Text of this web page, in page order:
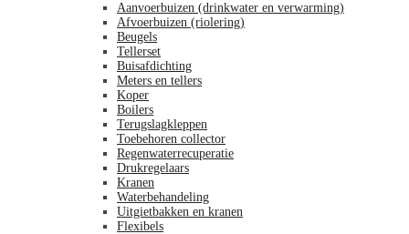
Aanvoerbuizen (drinkwater en verwarming)
Afvoerbuizen (riolering)
Beugels
Tellerset
Buisafdichting
Meters en tellers
Koper
Boilers
Terugslagkleppen
Toebehoren collector
Regenwaterrecuperatie
Drukregelaars
Kranen
Waterbehandeling
Uitgietbakken en kranen
Flexibels